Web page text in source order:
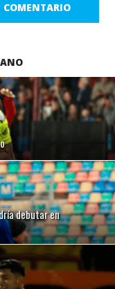
COMENTARIO
debutar en